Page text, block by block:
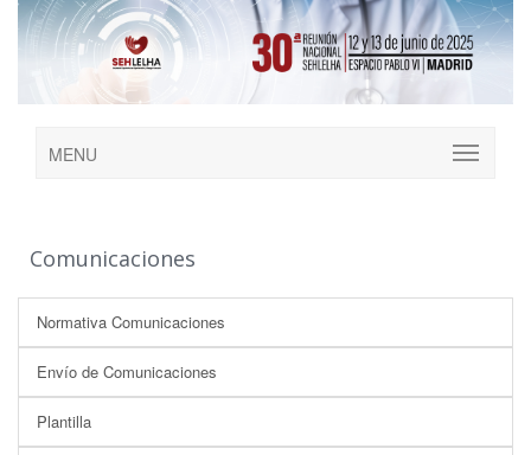
MENU
Comunicaciones
Normativa Comunicaciones
Envío de Comunicaciones
Plantilla